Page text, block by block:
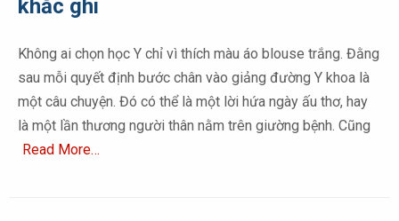
khắc ghi
Không ai chọn học Y chỉ vì thích màu áo blouse trắng. Đằng
sau mỗi quyết định bước chân vào giảng đường Y khoa là
một câu chuyện. Đó có thể là một lời hứa ngày ấu thơ, hay
là một lần thương người thân nằm trên giường bệnh. Cũng
Read More…